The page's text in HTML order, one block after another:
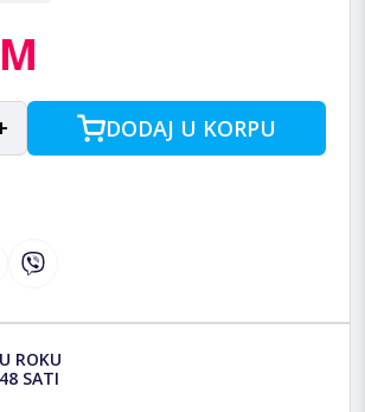
DODAJ U KORPU
ROKU
SATI